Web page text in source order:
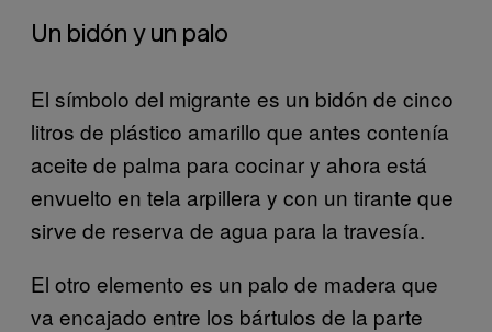
Un bidón y un palo
El símbolo del migrante es un bidón de cinco
litros de plástico amarillo que antes contenía
aceite de palma para cocinar y ahora está
envuelto en tela arpillera y con un tirante que
sirve de reserva de agua para la travesía.
El otro elemento es un palo de madera que
va encajado entre los bártulos de la parte